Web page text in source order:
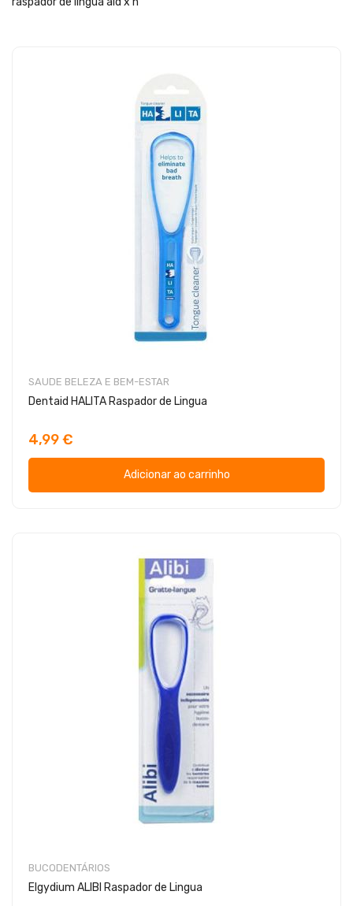
SAUDE BELEZA E BEM-ESTAR
Dentaid HALITA Raspador de Lingua
4,99 €
Adicionar ao carrinho
BUCODENTÁRIOS
Elgydium ALIBI Raspador de Lingua